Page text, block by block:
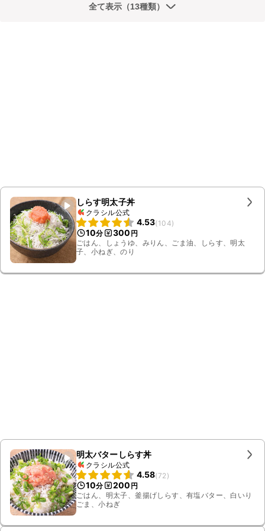
全て表示（13種類）
しらす明太子丼
クラシル公式
4.53(104)
10分 300 円
ごはん、しょうゆ、みりん、ごま油、しらす、明太
子、小ねぎ、のり
明太バターしらす丼
クラシル公式
4.58(72 )
10分 200 円
ごはん、明太子、釜揚げしらす、有塩バター、白いり
ごま、小ねぎ